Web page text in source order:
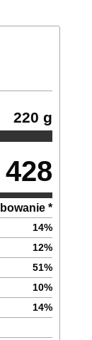
220 g
428
*
14%
12%
51%
10%
14%